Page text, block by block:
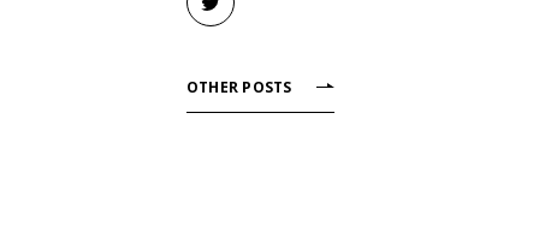
OTHER POSTS